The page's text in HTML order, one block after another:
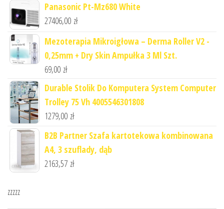
Panasonic Pt-Mz680 White
27406,00 zł
Mezoterapia Mikroigłowa – Derma Roller V2 -
0,25mm + Dry Skin Ampułka 3 Ml Szt.
69,00 zł
Durable Stolik Do Komputera System Computer
Trolley 75 Vh 4005546301808
1279,00 zł
B2B Partner Szafa kartotekowa kombinowana
A4, 3 szuflady, dąb
2163,57 zł
zzzzz